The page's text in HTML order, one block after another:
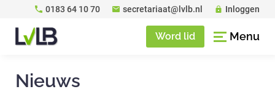
0183 64 10 70 secretariaat@lvlb.nl Inloggen
Word lid Menu
Nieuws